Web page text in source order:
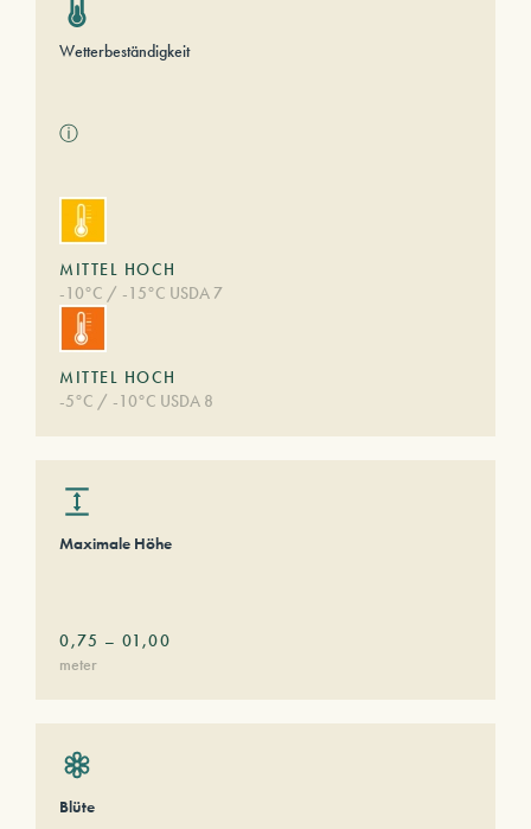
Wetterbeständigkeit
ⓘ
MITTEL HOCH
-10°C / -15°C USDA 7
MITTEL HOCH
-5°C / -10°C USDA 8
Maximale Höhe
0,75 – 01,00
meter
Blüte